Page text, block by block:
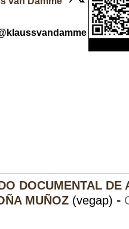
DOCUMENTAL DE
MUÑOZ (vegap) -